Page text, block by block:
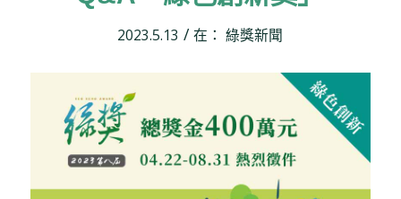
2023.5.13 / 在：綠獎新聞